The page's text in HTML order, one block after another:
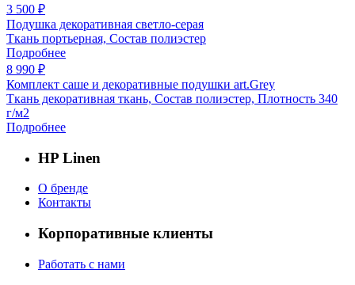
3 500 ₽
Подушка декоративная светло-серая
Ткань портьерная, Состав полиэстер
Подробнее
8 990 ₽
Комплект саше и декоративные подушки art.Grey
Ткань декоративная ткань, Состав полиэстер, Плотность 340
г/м2
Подробнее
HP Linen
О бренде
Контакты
Корпоративные клиенты
Работать с нами